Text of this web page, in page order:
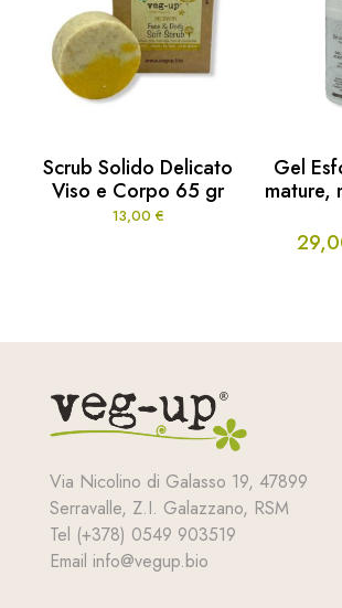
Scrub Solido Delicato
Viso e Corpo 65 gr
13,00 €
Gel
mature,
Via Nicolino di Galasso 19, 47899
Serravalle, Z.I. Galazzano, RSM
Tel (+378) 0549 903519
Email info@vegup.bio